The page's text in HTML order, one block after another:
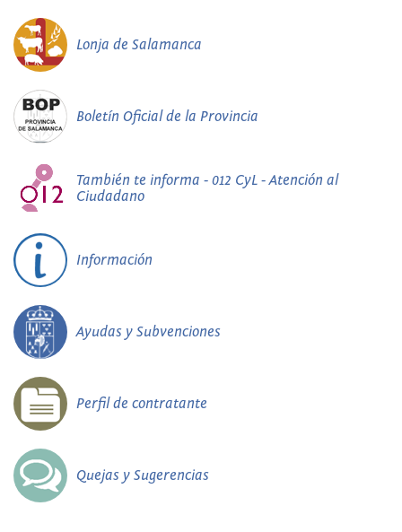
Lonja de Salamanca
Boletín Oficial de la Provincia
También te informa - 012 CyL - Atención al
Ciudadano
Información
Ayudas y Subvenciones
Perfil de contratante
Quejas y Sugerencias